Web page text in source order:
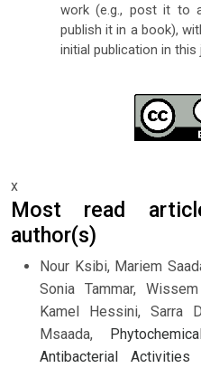
work (e.g., post it to
publish it in a book),
initial publication in this
x
Most read
author(s)
Nour Ksibi, Mariem
Sonia Tammar,
Kamel Hessini, Sarra
Msaada,
Antibacterial